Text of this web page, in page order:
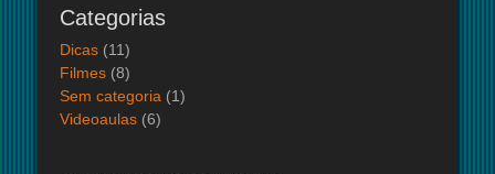
Categorias
Dicas (11)
Filmes (8)
Sem categoria (1)
Videoaulas (6)